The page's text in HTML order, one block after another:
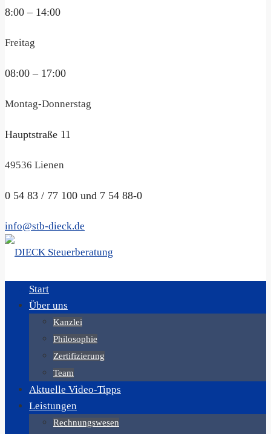
8:00 – 14:00
Freitag
08:00 – 17:00
Montag-Donnerstag
Hauptstraße 11
49536 Lienen
0 54 83 / 77 100 und 7 54 88-0
info@stb-dieck.de
Start
Über uns
Kanzlei
Philosophie
Zertifizierung
Team
Aktuelle Video-Tipps
Leistungen
Rechnungswesen